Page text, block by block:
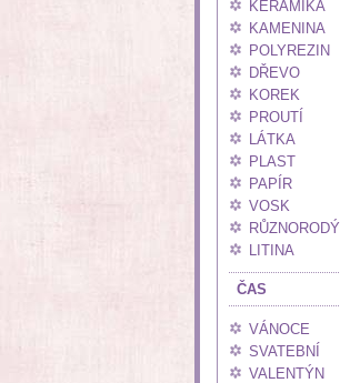
KERAMIKA
KAMENINA
POLYREZIN
DŘEVO
KOREK
PROUTÍ
LÁTKA
PLAST
PAPÍR
VOSK
RŮZNORODÝ
LITINA
ČAS
VÁNOCE
SVATEBNÍ
VALENTÝN